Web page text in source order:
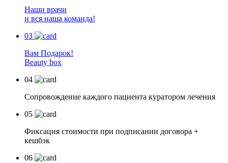
Наши врачи
и вся наша команда!
03
Вам Подарок!
Beauty box
04
Сопровождение каждого пациента куратором лечения
05
Фиксация стоимости при подписании договора +
кешбэк
06